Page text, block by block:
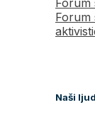
Forum
Naši